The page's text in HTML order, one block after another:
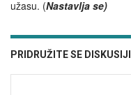
užasu. (Nastavlja se)
PRIDRUŽITE SE DISKUSIJI